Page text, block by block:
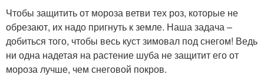
Чтобы защитить от мороза ветви тех роз, которые не
обрезают, их надо пригнуть к земле. Наша задача –
добиться того, чтобы весь куст зимовал под снегом! Ведь
ни одна надетая на растение шуба не защитит его от
мороза лучше, чем снеговой покров.